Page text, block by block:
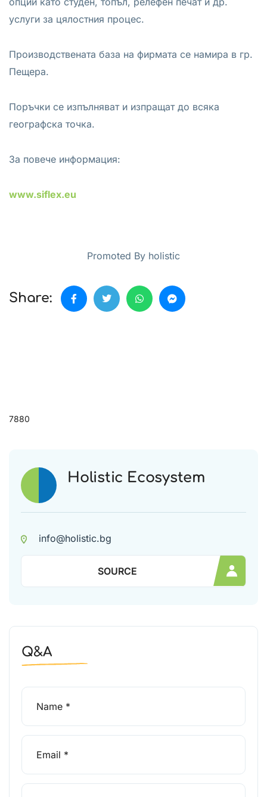
услуги за цялостния процес.
Производствената база на фирмата се намира в гр.
Пещера.
Поръчки се изпълняват и изпращат до всяка
географска точка.
За повече информация:
www.siflex.eu
Promoted By holistic
Share:
7880
Holistic Ecosystem
info@holistic.bg
SOURCE
Q&A